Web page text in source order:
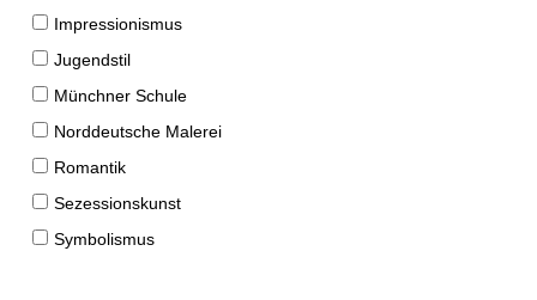
Impressionismus
Jugendstil
Münchner Schule
Norddeutsche Malerei
Romantik
Sezessionskunst
Symbolismus